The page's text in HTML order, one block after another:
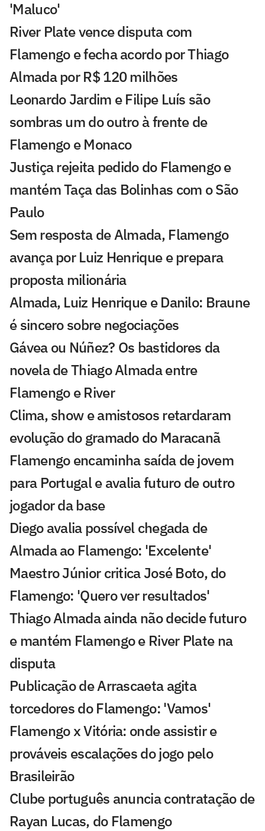
'Maluco'
River Plate vence disputa com
Flamengo e fecha acordo por Thiago
Almada por R$ 120 milhões
Leonardo Jardim e Filipe Luís são
sombras um do outro à frente de
Flamengo e Monaco
Justiça rejeita pedido do Flamengo e
mantém Taça das Bolinhas com o São
Paulo
Sem resposta de Almada, Flamengo
avança por Luiz Henrique e prepara
proposta milionária
Almada, Luiz Henrique e Danilo: Braune
é sincero sobre negociações
Gávea ou Núñez? Os bastidores da
novela de Thiago Almada entre
Flamengo e River
Clima, show e amistosos retardaram
evolução do gramado do Maracanã
Flamengo encaminha saída de jovem
para Portugal e avalia futuro de outro
jogador da base
Diego avalia possível chegada de
Almada ao Flamengo: 'Excelente'
Maestro Júnior critica José Boto, do
Flamengo: 'Quero ver resultados'
Thiago Almada ainda não decide futuro
e mantém Flamengo e River Plate na
disputa
Publicação de Arrascaeta agita
torcedores do Flamengo: 'Vamos'
Flamengo x Vitória: onde assistir e
prováveis escalações do jogo pelo
Brasileirão
Clube português anuncia contratação de
Rayan Lucas, do Flamengo